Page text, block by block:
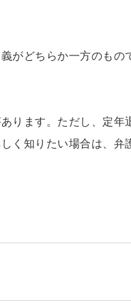
がどちらか一方のもの
ります。ただし、定年
く知りたい場合は、弁